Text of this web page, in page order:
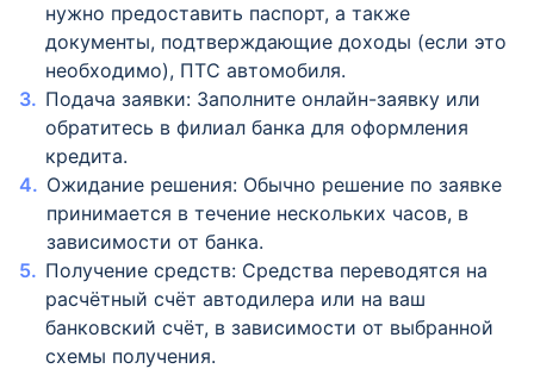
нужно предоставить паспорт, а также
документы, подтверждающие доходы (если это
необходимо), ПТС автомобиля.
Подача заявки: Заполните онлайн-заявку или
обратитесь в филиал банка для оформления
кредита.
Ожидание решения: Обычно решение по заявке
принимается в течение нескольких часов, в
зависимости от банка.
Получение средств: Средства переводятся на
расчётный счёт автодилера или на ваш
банковский счёт, в зависимости от выбранной
схемы получения.